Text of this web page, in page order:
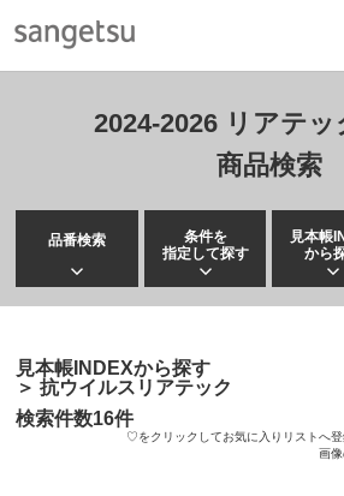
2024-2026 リアテ
商品検索
品番検索
条件を
指定して探す
見本帳
から
見本帳INDEXから探す
＞抗ウイルスリアテック
検索件数16件
♡をクリックしてお気に入りリストへ登
画像